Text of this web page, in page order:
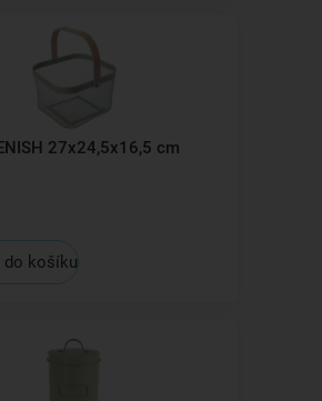
27x24,5x16,5 cm
košíku